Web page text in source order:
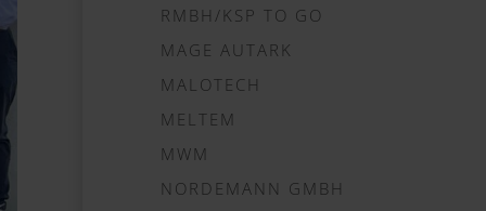
RMBH/KSP TO GO
MAGE AUTARK
MALOTECH
MELTEM
MWM
NORDEMANN GMBH